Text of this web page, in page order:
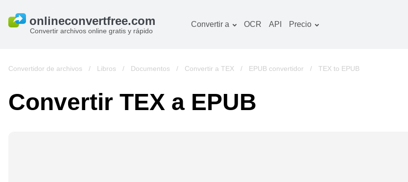
Convertir archivos online gratis y rápido
Convertir a
Imagines convertidor
Libros convertidor
OCR API Precio
Convertidor de archivos / Libros / Documentos / Convertir a TEX / EPUB convertidor / TEX to EPUB
Convertir TEX a EPUB